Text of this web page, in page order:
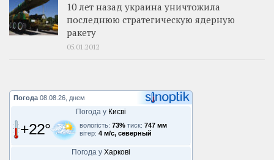
10 лет назад украина уничтожила
последнюю стратегическую ядерную
ракету
05.01.2012
Погода 08.08.26, днем
Погода у Києві
+22° вологість: 73% тиск: 747 мм
вітер: 4 м/с, северный
Погода у Харкові